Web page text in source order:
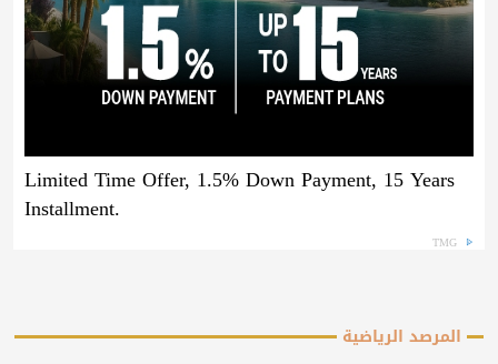
Limited Time Offer, 1.5% Down Payment, 15 Years
Installment.
TMG
المرصد الرياضية